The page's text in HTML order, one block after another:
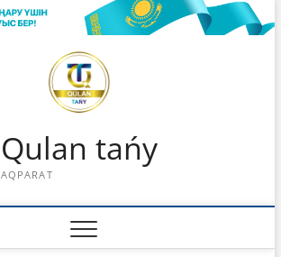
Qulan tańy
AQPARAT